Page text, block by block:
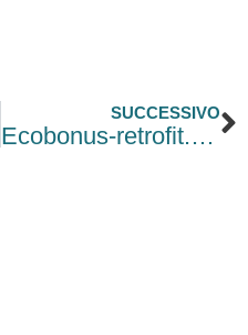
SUCCESSIVO
Ecobonus-retrofit. Incentivi prenotabili dal 1° luglio